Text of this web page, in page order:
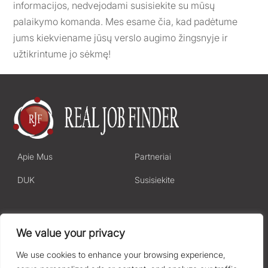
We value your privacy
We use cookies to enhance your browsing experience,
informacijos, nedvejodami susisiekite su mūsų
palaikymo komanda. Mes esame čia, kad padėtume
jums kiekviename jūsų verslo augimo žingsnyje ir
užtikrintume jo sėkmę!
Apie Mus
DUK
Partneriai
Susisiekite